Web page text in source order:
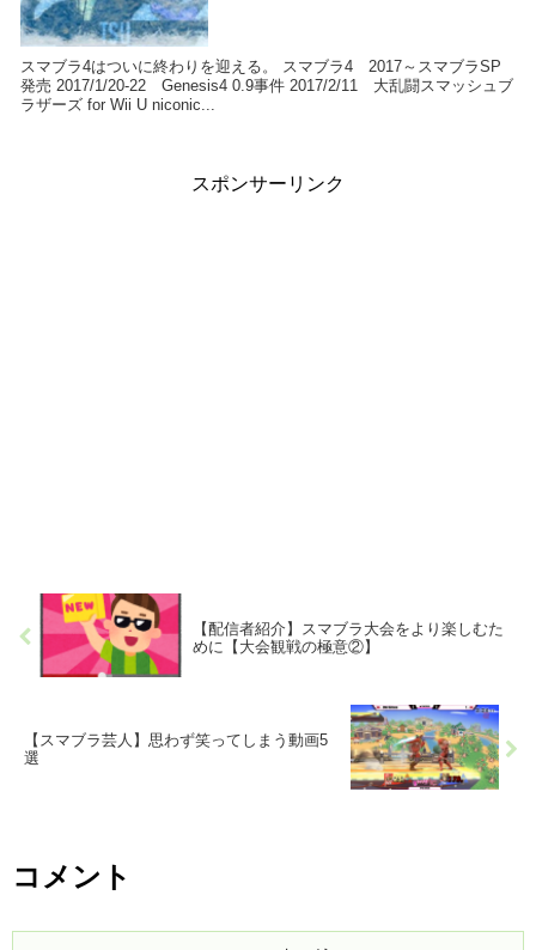
スマブラ4はついに終わりを迎える。 スマブラ4 2017～スマブラSP
発売 2017/1/20-22 Genesis4 0.9事件 2017/2/11 大乱闘スマッシュブ
ラザーズ for Wii U niconic...
スポンサーリンク
【配信者紹介】スマブラ大会をより楽しむた
めに【大会観戦の極意②】
【スマブラ芸人】思わず笑ってしまう動画5
選
コメント